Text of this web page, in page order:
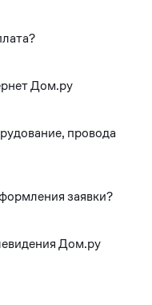
Дом.ру
провода
заявки?
Дом.ру